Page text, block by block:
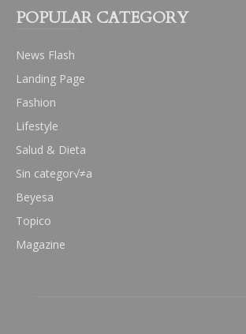
POPULAR CATEGORY
News Flash
Landing Page
Fashion
Lifestyle
Salud & Dieta
Sin categor√≠a
Beyesa
Topico
Magazine